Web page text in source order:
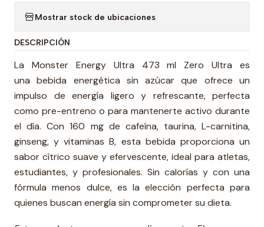
Mostrar stock de ubicaciones
DESCRIPCIÓN
La Monster Energy Ultra 473 ml Zero Ultra es
una bebida energética sin azúcar que ofrece un
impulso de energía ligero y refrescante, perfecta
como pre-entreno o para mantenerte activo durante
el día. Con 160 mg de cafeína, taurina, L-carnitina,
ginseng, y vitaminas B, esta bebida proporciona un
sabor cítrico suave y efervescente, ideal para atletas,
estudiantes, y profesionales. Sin calorías y con una
fórmula menos dulce, es la elección perfecta para
quienes buscan energía sin comprometer su dieta.